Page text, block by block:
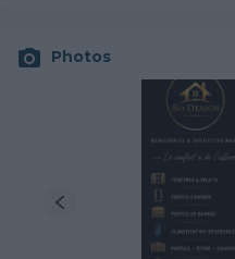
Photos